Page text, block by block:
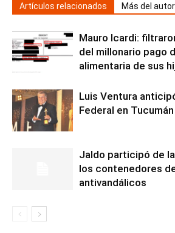
Artículos relacionados Más del autor
Mauro Icardi:
del millonario pago
alimentaria de sus
Luis Ventura
Federal en Tucumán
Jaldo participó de
los contenedores
antivandálicos